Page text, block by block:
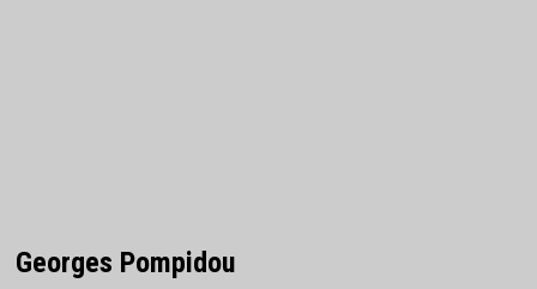
Georges Pompidou